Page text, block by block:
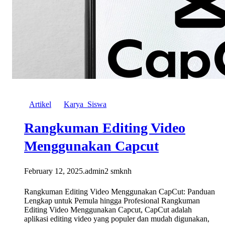
Artikel Karya_Siswa
Rangkuman Editing Video
Menggunakan Capcut
February 12, 2025.admin2 smknh
Rangkuman Editing Video Menggunakan CapCut: Panduan
Lengkap untuk Pemula hingga Profesional Rangkuman
Editing Video Menggunakan Capcut, CapCut adalah
aplikasi editing video yang populer dan mudah digunakan,